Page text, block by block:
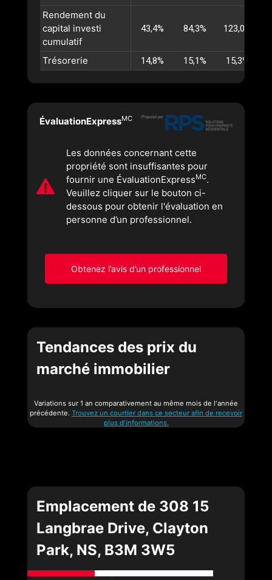
Rendement du
capital investi
cumulatif
43,4% 84,3% 123,0%
Trésorerie 14,8% 15,1% 15,3%
ÉvaluationExpressMC
Les données concernant cette
propriété sont insuffisantes pour
fournir une ÉvaluationExpressMC.
Veuillez cliquer sur le bouton ci-
dessous pour obtenir l'évaluation en
personne d’un professionnel.
Obtenez l’avis d’un professionnel
Tendances des prix du
marché immobilier
Variations sur 1 an comparativement au même mois de l'année
précédente. Trouvez un courtier dans ce secteur afin de recevoir
plus d'informations.
Emplacement de 308 15
Langbrae Drive, Clayton
Park, NS, B3M 3W5